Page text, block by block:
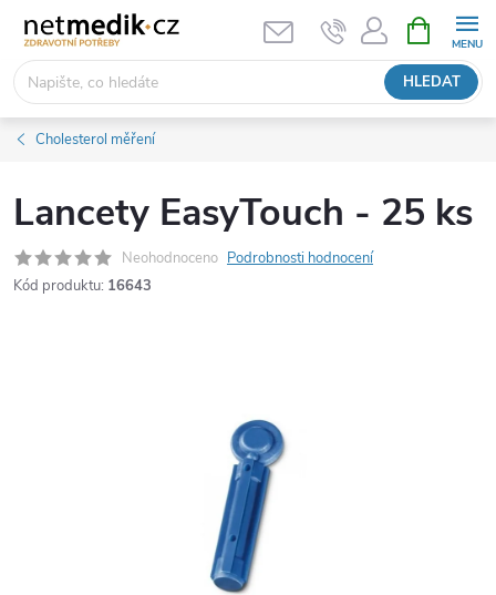
obsah
HLEDAT
NÁKUPNÍ
KOŠÍK
Cholesterol měření
Lancety EasyTouch - 25 ks
Neohodnoceno Podrobnosti hodnocení
Kód produktu: 16643